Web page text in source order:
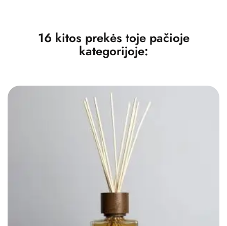
16 kitos prekės toje pačioje
kategorijoje: